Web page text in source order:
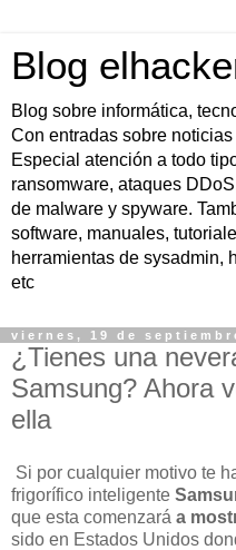
Blog
Blog sobre informática,
Con entradas sobre
Especial atención a todo
ransomware, ataques
de malware y spyware.
software, manuales,
herramientas de sysadmin,
etc
viernes, 19 de
¿Tienes una
Samsung? Ahora
ella
Si por cualquier motivo te
frigorífico inteligente
que esta comenzará a
sido en Estados Unidos